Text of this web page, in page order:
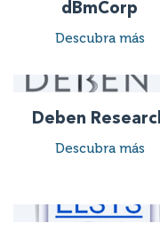
dBmCorp
Descubra más
Deben
Descubra más